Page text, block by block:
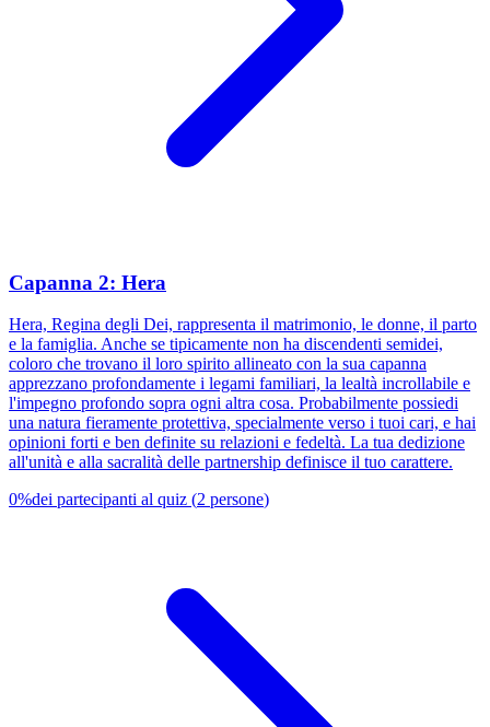
Capanna 2: Hera
Hera, Regina degli Dei, rappresenta il matrimonio, le donne, il parto
e la famiglia. Anche se tipicamente non ha discendenti semidei,
coloro che trovano il loro spirito allineato con la sua capanna
apprezzano profondamente i legami familiari, la lealtà incrollabile e
l'impegno profondo sopra ogni altra cosa. Probabilmente possiedi
una natura fieramente protettiva, specialmente verso i tuoi cari, e hai
opinioni forti e ben definite su relazioni e fedeltà. La tua dedizione
all'unità e alla sacralità delle partnership definisce il tuo carattere.
0%dei partecipanti al quiz (2 persone)